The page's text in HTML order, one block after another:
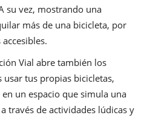
su vez, mostrando una
más de una bicicleta, por
Vial abre también los
tus propias bicicletas,
un espacio que simula una
través de actividades lúdicas y